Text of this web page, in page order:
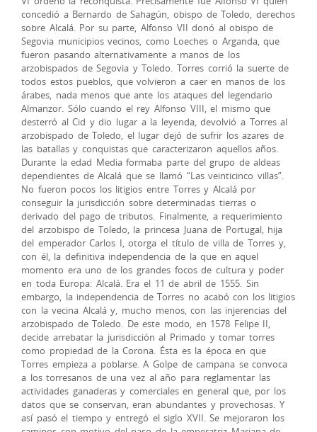
concedió a Bernardo de Sahagún, obispo de Toledo, derechos
sobre Alcalá. Por su parte, Alfonso VII donó al obispo de
Segovia municipios vecinos, como Loeches o Arganda, que
fueron pasando alternativamente a manos de los
arzobispados de Segovia y Toledo. Torres corrió la suerte de
todos estos pueblos, que volvieron a caer en manos de los
árabes, nada menos que ante los ataques del legendario
Almanzor. Sólo cuando el rey Alfonso VIII, el mismo que
desterró al Cid y dio lugar a la leyenda, devolvió a Torres al
arzobispado de Toledo, el lugar dejó de sufrir los azares de
las batallas y conquistas que caracterizaron aquellos años.
Durante la edad Media formaba parte del grupo de aldeas
dependientes de Alcalá que se llamó “Las veinticinco villas”.
No fueron pocos los litigios entre Torres y Alcalá por
conseguir la jurisdicción sobre determinadas tierras o
derivado del pago de tributos. Finalmente, a requerimiento
del arzobispo de Toledo, la princesa Juana de Portugal, hija
del emperador Carlos I, otorga el título de villa de Torres y,
con él, la definitiva independencia de la que en aquel
momento era uno de los grandes focos de cultura y poder
en toda Europa: Alcalá. Era el 11 de abril de 1555. Sin
embargo, la independencia de Torres no acabó con los litigios
con la vecina Alcalá y, mucho menos, con las injerencias del
arzobispado de Toledo. De este modo, en 1578 Felipe II,
decide arrebatar la jurisdicción al Primado y tomar torres
como propiedad de la Corona. Ésta es la época en que
Torres empieza a poblarse. A Golpe de campana se convoca
a los torresanos de una vez al año para reglamentar las
actividades ganaderas y comerciales en general que, por los
datos que se conservan, eran abundantes y provechosas. Y
así pasó el tiempo y entregó el siglo XVII. Se mejoraron los